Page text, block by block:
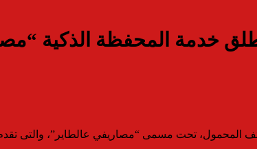
خدمة المحفظة الذكية